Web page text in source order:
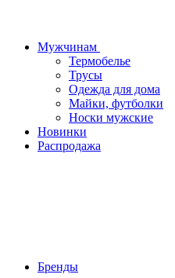
Мужчинам
Термобелье
Трусы
Одежда для дома
Майки, футболки
Носки мужские
Новинки
Распродажа
Бренды